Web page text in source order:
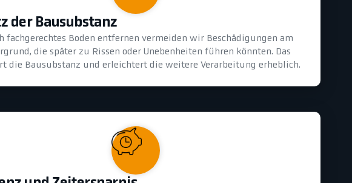
der Bausubstanz
fachgerechtes Boden entfernen vermeiden wir Beschädigungen am
die später zu Rissen oder Unebenheiten führen könnten. Das
die Bausubstanz und erleichtert die weitere Verarbeitung erheblich.